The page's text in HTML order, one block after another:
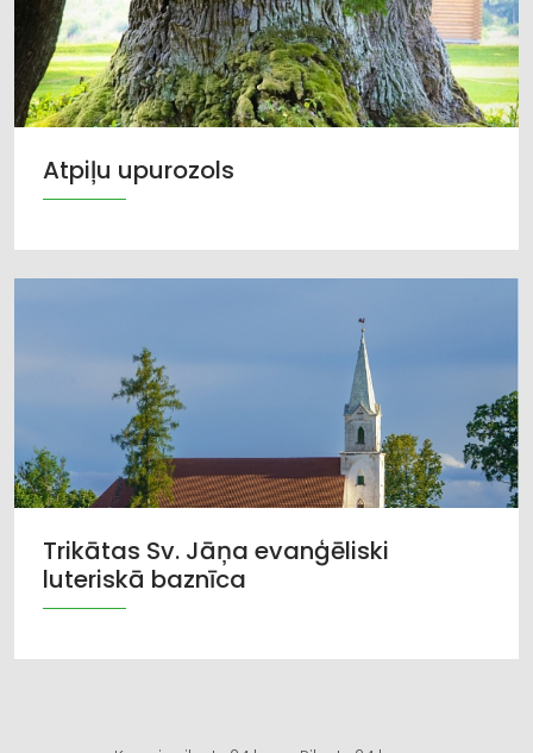
Atpiļu upurozols
Trikātas Sv. Jāņa evanģēliski
luteriskā baznīca